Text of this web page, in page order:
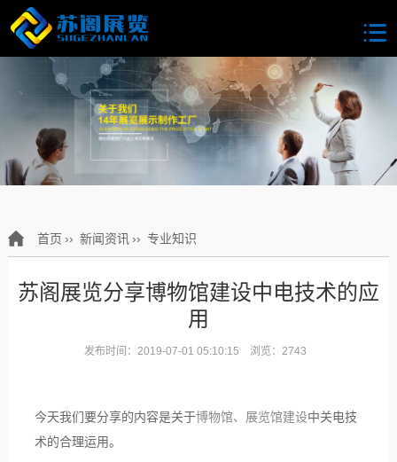
首页 ›› 新闻资讯 ›› 专业知识
苏阁展览分享博物馆建设中电技术的应
用
发布时间：2019-07-01 05:10:15 浏览：2743
今天我们要分享的内容是关于博物馆、展览馆建设中关电技
术的合理运用。